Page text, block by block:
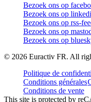
Bezoek ons op
Bezoek ons op
Bezoek ons op rss-
Bezoek ons op
Bezoek ons op
© 2026 Euractiv FR. All
Politique de
Conditions générales
Conditions de vente
This site is protected by